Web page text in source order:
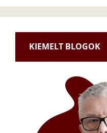
KIEMELT BLOGOK